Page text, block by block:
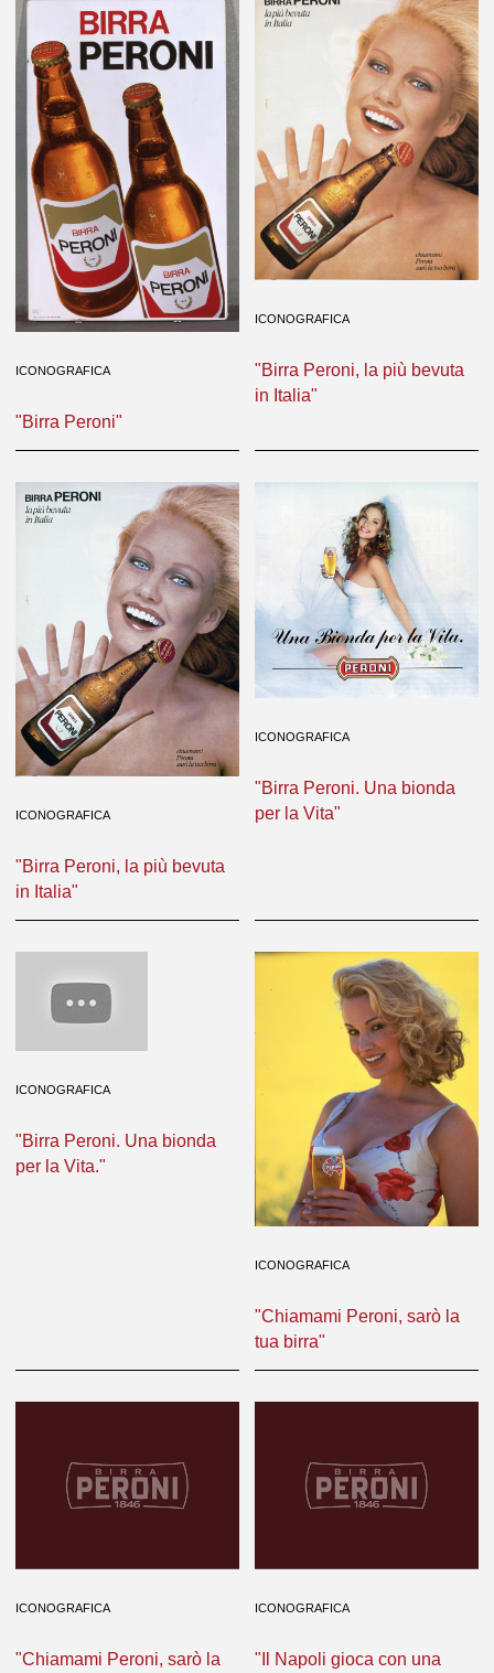
ICONOGRAFICA
"Birra Peroni"
ICONOGRAFICA
"Birra Peroni, la più bevuta
in Italia"
ICONOGRAFICA
"Birra Peroni, la più bevuta
in Italia"
ICONOGRAFICA
"Birra Peroni. Una bionda
per la Vita"
ICONOGRAFICA
"Birra Peroni. Una bionda
per la Vita."
ICONOGRAFICA
"Chiamami Peroni, sarò la
tua birra"
ICONOGRAFICA
"Chiamami Peroni, sarò la
ICONOGRAFICA
"Il Napoli gioca con una